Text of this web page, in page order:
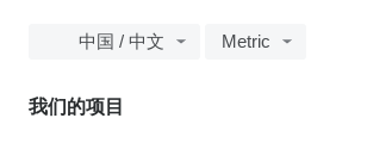
中国 / 中文 Metric
我们的项目